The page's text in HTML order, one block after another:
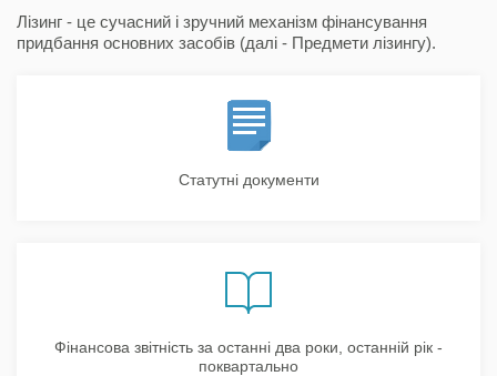
Лізинг - це сучасний і зручний механізм фінансування
придбання основних засобів (далі - Предмети лізингу).
Статутні документи
Фінансова звітність за останні два роки, останній рік -
поквартально